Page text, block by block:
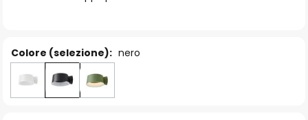
Colore (selezione): nero